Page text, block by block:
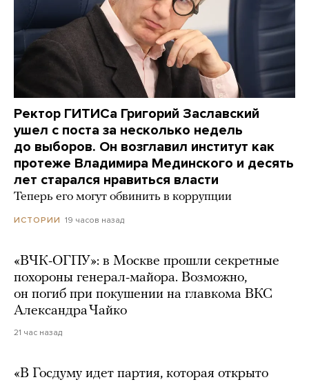
Ректор ГИТИСа Григорий Заславский
ушел с поста за несколько недель
до выборов. Он возглавил институт как
протеже Владимира Мединского и десять
лет старался нравиться власти
Теперь его могут обвинить в коррупции
ИСТОРИИ 19 часов назад
«ВЧК-ОГПУ»: в Москве прошли секретные
похороны генерал-майора. Возможно,
он погиб при покушении на главкома ВКС
Александра Чайко
21 час назад
«В Госдуму идет партия, которая открыто